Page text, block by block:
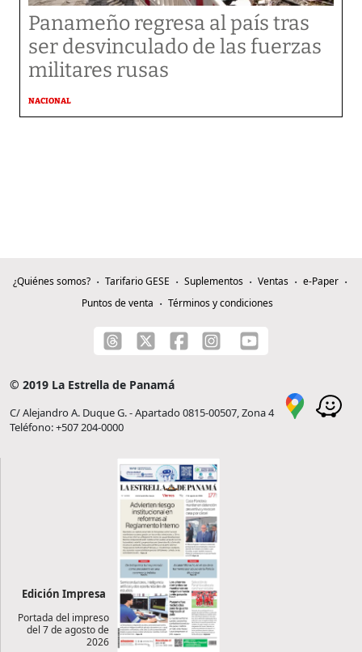
Panameño regresa al país tras
ser desvinculado de las fuerzas
militares rusas
NACIONAL
¿Quiénes somos? Tarifario GESE Suplementos Ventas
e-Paper
Puntos de venta
Términos y condiciones
© 2019 La Estrella de Panamá
C/ Alejandro A. Duque G. - Apartado 0815-00507, Zona 4
Teléfono: +507 204-0000
Edición Impresa
Portada del impreso
del 7 de agosto de
2026